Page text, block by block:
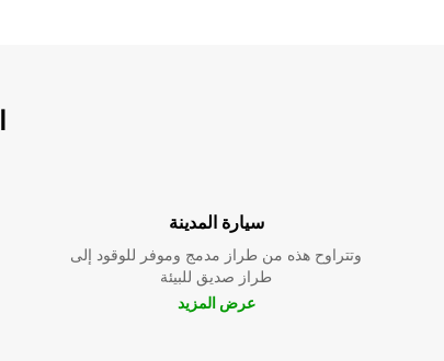
سيارة المدينة
وتتراوح هذه من طراز مدمج وموفر للوقود إلى
طراز صديق للبيئة
عرض المزيد